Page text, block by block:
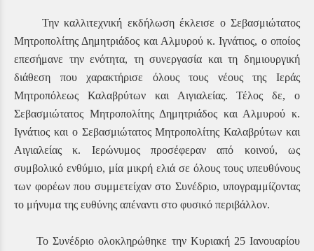
Την καλλιτεχνική εκδήλωση έκλεισε ο Σεβασμιώτατος
Μητροπολίτης Δημητριάδος και Αλμυρού κ. Ιγνάτιος, ο οποίος
επεσήμανε την ενότητα, τη συνεργασία και τη δημιουργική
διάθεση που χαρακτήρισε όλους τους νέους της Ιεράς
Μητροπόλεως Καλαβρύτων και Αιγιαλείας. Τέλος δε, ο
Σεβασμιώτατος Μητροπολίτης Δημητριάδος και Αλμυρού κ.
Ιγνάτιος και ο Σεβασμιώτατος Μητροπολίτης Καλαβρύτων και
Αιγιαλείας κ. Ιερώνυμος προσέφεραν από κοινού, ως
συμβολικό ενθύμιο, μία μικρή ελιά σε όλους τους υπευθύνους
των φορέων που συμμετείχαν στο Συνέδριο, υπογραμμίζοντας
το μήνυμα της ευθύνης απέναντι στο φυσικό περιβάλλον.
Το Συνέδριο ολοκληρώθηκε την Κυριακή 25 Ιανουαρίου